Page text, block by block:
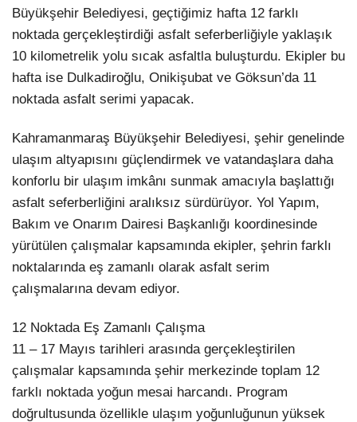
Büyükşehir Belediyesi, geçtiğimiz hafta 12 farklı
noktada gerçekleştirdiği asfalt seferberliğiyle yaklaşık
10 kilometrelik yolu sıcak asfaltla buluşturdu. Ekipler bu
hafta ise Dulkadiroğlu, Onikişubat ve Göksun’da 11
noktada asfalt serimi yapacak.
Kahramanmaraş Büyükşehir Belediyesi, şehir genelinde
ulaşım altyapısını güçlendirmek ve vatandaşlara daha
konforlu bir ulaşım imkânı sunmak amacıyla başlattığı
asfalt seferberliğini aralıksız sürdürüyor. Yol Yapım,
Bakım ve Onarım Dairesi Başkanlığı koordinesinde
yürütülen çalışmalar kapsamında ekipler, şehrin farklı
noktalarında eş zamanlı olarak asfalt serim
çalışmalarına devam ediyor.
12 Noktada Eş Zamanlı Çalışma
11 – 17 Mayıs tarihleri arasında gerçekleştirilen
çalışmalar kapsamında şehir merkezinde toplam 12
farklı noktada yoğun mesai harcandı. Program
doğrultusunda özellikle ulaşım yoğunluğunun yüksek